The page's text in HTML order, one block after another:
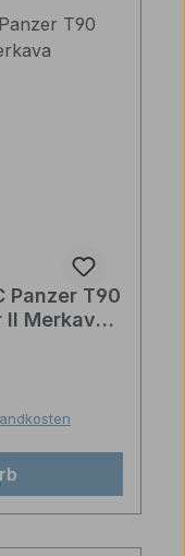
Panzer T90
II Merkava